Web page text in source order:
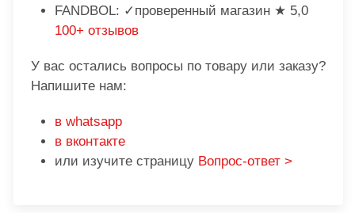
FANDBOL: ✓проверенный магазин ★ 5,0
100+ отзывов
У вас остались вопросы по товару или заказу?
Напишите нам:
в whatsapp
в вконтакте
или изучите страницу Вопрос-ответ >